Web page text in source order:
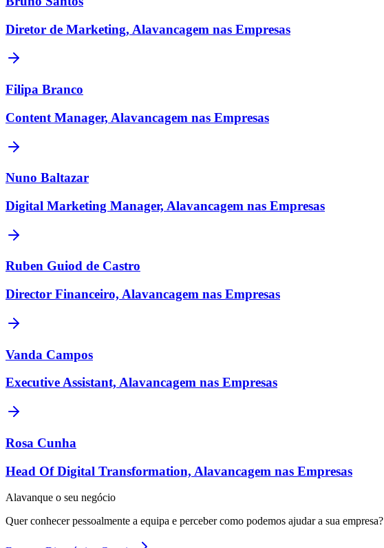
Diretor de Marketing, Alavancagem nas Empresas
Filipa Branco
Content Manager, Alavancagem nas Empresas
Nuno Baltazar
Digital Marketing Manager, Alavancagem nas Empresas
Ruben Guiod de Castro
Director Financeiro, Alavancagem nas Empresas
Vanda Campos
Executive Assistant, Alavancagem nas Empresas
Rosa Cunha
Head Of Digital Transformation, Alavancagem nas Empresas
Alavanque o seu negócio
Quer conhecer pessoalmente a equipa e perceber como podemos ajudar a sua empresa?